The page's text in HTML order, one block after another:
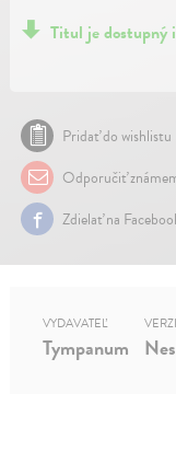
Titul je dostupný
Pridať do wishlistu
Odporučiť
Zdielať na
VYDAVATEĽ
Tympanum